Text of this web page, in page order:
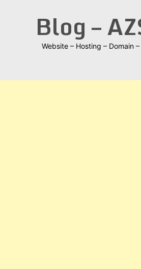
Blog –
Website – Hosting – Domain